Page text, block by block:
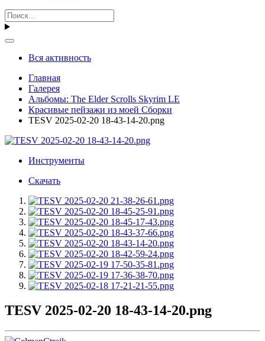
Вся активность
Главная
Галерея
Альбомы: The Elder Scrolls Skyrim LE
Красивые пейзажи из моей Сборки
TESV 2025-02-20 18-43-14-20.png
Инструменты
Скачать
TESV 2025-02-20 18-43-14-20.png